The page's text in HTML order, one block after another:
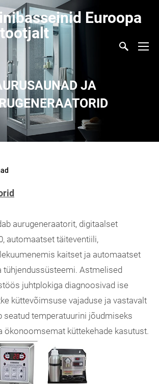
Euroopa
JA
aurugeneraatorit, digitaalset
automaatset täiteventiili,
kaitset ja automaatset
tühjendussüsteemi. Astmelised
juhtplokiga diagnoosivad ise
küttevõimsuse vajaduse ja vastavalt
seatud temperatuurini jõudmiseks
ökonoomsemat küttekehade kasutust.